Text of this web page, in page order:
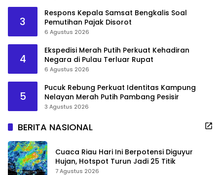
3
Respons Kepala Samsat Bengkalis Soal
Pemutihan Pajak Disorot
6 Agustus 2026
4
Ekspedisi Merah Putih Perkuat Kehadiran
Negara di Pulau Terluar Rupat
6 Agustus 2026
5
Pucuk Rebung Perkuat Identitas Kampung
Nelayan Merah Putih Pambang Pesisir
3 Agustus 2026
BERITA NASIONAL
Cuaca Riau Hari Ini Berpotensi Diguyur
Hujan, Hotspot Turun Jadi 25 Titik
7 Agustus 2026